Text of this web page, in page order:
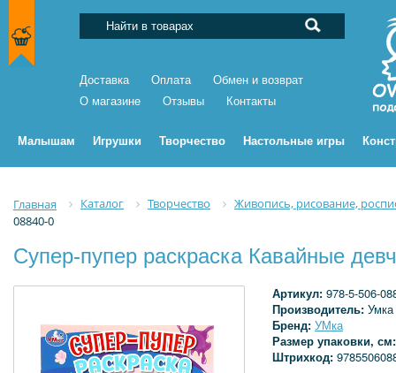
Доставка Оплата
Обмен и возврат
О магазине
Отзывы Контакты
Малышам Игрушки Творчество Настольные игры
Главная Каталог Творчество
Живопись, рисование,
08840-0
Супер-пупер раскраска Кавайные
Артикул: 978-5-506-
Производитель: Умка
Бренд: УМка
Размер упаковки,
Штрихкод: